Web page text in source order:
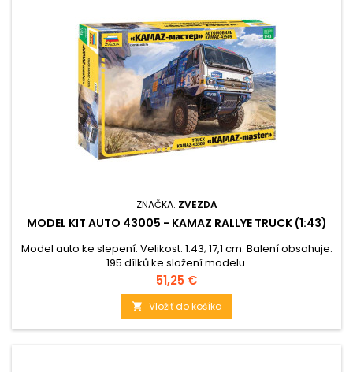
ZNAČKA: ZVEZDA
MODEL KIT AUTO 43005 - KAMAZ RALLYE TRUCK (1:43)
Model auto ke slepení. Velikost: 1:43; 17,1 cm. Balení obsahuje:
195 dílků ke složení modelu.
Cena
51,25 €
 Vložiť do košíka